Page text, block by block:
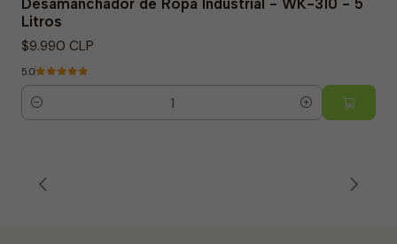
Litros
$9.990 CLP
5.0
Cantidad